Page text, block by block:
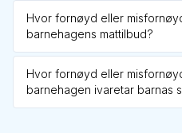
Hvor fornøyd eller
barnehagens mattilbud?
Hvor fornøyd eller
barnehagen ivaretar barnas